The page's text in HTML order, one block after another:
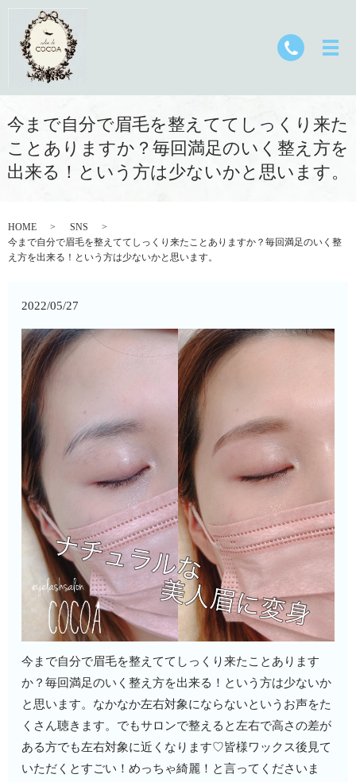
今まで自分で眉毛を整えててしっくり来た
ことありますか？毎回満足のいく整え方を
出来る！という方は少ないかと思います。
HOME
SNS
今まで自分で眉毛を整えててしっくり来たことありますか？毎回満足のいく整
え方を出来る！という方は少ないかと思います。
2022/05/27
今まで自分で眉毛を整えててしっくり来たことあります
か？毎回満足のいく整え方を出来る！という方は少ないか
と思います。なかなか左右対象にならないというお声をた
くさん聴きます。でもサロンで整えると左右で高さの差が
ある方でも左右対象に近くなります♡皆様ワックス後見て
いただくとすごい！めっちゃ綺麗！と言ってくださいま